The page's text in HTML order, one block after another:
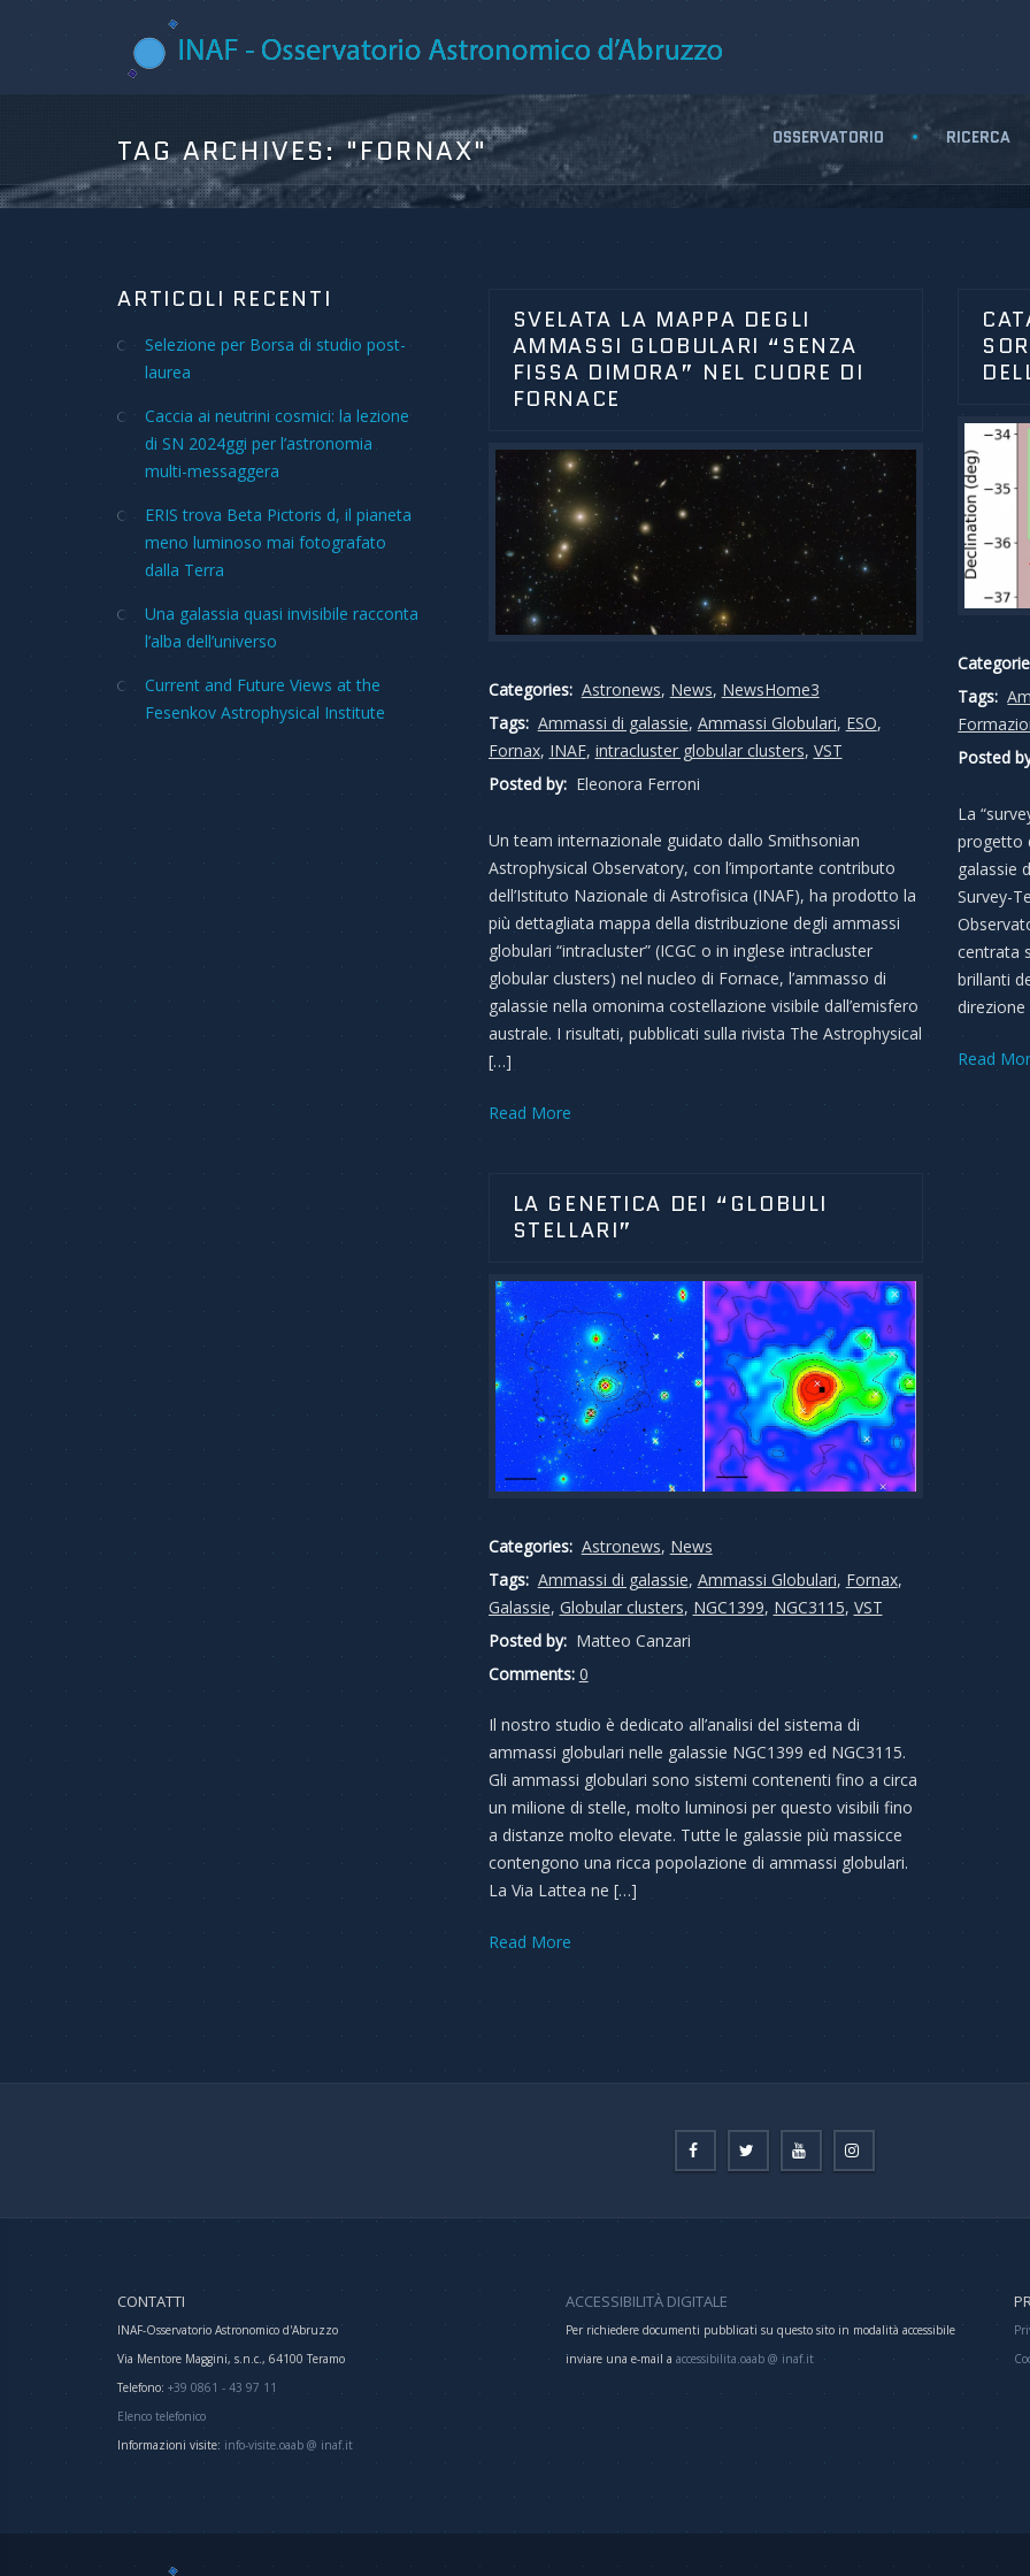
OSSERVATORIO RICERCA
TAG ARCHIVES:"FORNAX"
SVELATA LA MAPPA DEGLI
AMMASSI GLOBULARI “SENZA
FISSA DIMORA” NEL CUORE DI
FORNACE
Categories: Astronews, News,NewsHome3
Tags: Ammassi di galassie, Ammassi Globulari, ESO,
Fornax, INAF, intracluster globular clusters, VST
Posted by: Eleonora Ferroni
Un team internazionale guidato dallo Smithsonian
Astrophysical Observatory, con l’importante contributo
dell’Istituto Nazionale di Astrofisica (INAF), ha prodotto la
più dettagliata mappa della distribuzione degli ammassi
globulari “intracluster” (ICGC o in inglese intracluster
globular clusters) nel nucleo di Fornace, l’ammasso di
galassie nella omonima costellazione visibile dall’emisfero
australe. I risultati, pubblicati sulla rivista The Astrophysical
[…]
Read More
Tags:
Posted
La
progetto
galassie
Survey-
centrata
brillanti
Read
LA GENETICA DEI “GLOBULI
STELLARI”
Categories: Astronews, News
Tags: Ammassi di galassie, Ammassi Globulari, Fornax,
Galassie, Globular clusters, NGC1399, NGC3115, VST
Posted by: Matteo Canzari
Comments: 0
Il nostro studio è dedicato all’analisi del sistema di
ammassi globulari nelle galassie NGC1399 ed NGC3115.
Gli ammassi globulari sono sistemi contenenti fino a circa
un milione di stelle, molto luminosi per questo visibili fino
a distanze molto elevate. Tutte le galassie più massicce
contengono una ricca popolazione di ammassi globulari.
La Via Lattea ne […]
Read More
ARTICOLI RECENTI
Selezione per Borsa di studio post-
laurea
Caccia ai neutrini cosmici: la lezione
di SN 2024ggi per l’astronomia
multi-messaggera
ERIS trova Beta Pictoris d, il pianeta
meno luminoso mai fotografato
dalla Terra
Una galassia quasi invisibile racconta
l’alba dell’universo
Current and Future Views at the
Fesenkov Astrophysical Institute
CONTATTI
INAF-Osservatorio Astronomico d'Abruzzo
Via Mentore Maggini, s.n.c., 64100 Teramo
Telefono: +39 0861 - 43 97 11
Elenco telefonico
Informazioni visite: info-visite.oaab @ inaf.it
ACCESSIBILITÀ DIGITALE
Per richiedere documenti pubblicati su questo sito in modalità accessibile
inviare una e-mail a accessibilita.oaab @ inaf.it